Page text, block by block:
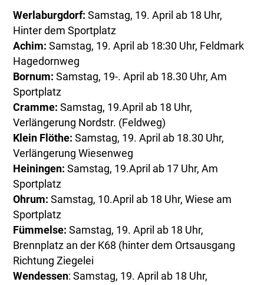
Werlaburgdorf: Samstag, 19. April ab 18 Uhr,
Hinter dem Sportplatz
Achim: Samstag, 19. April ab 18:30 Uhr, Feldmark
Hagedornweg
Bornum: Samstag, 19-. April ab 18.30 Uhr, Am
Sportplatz
Cramme: Samstag, 19.April ab 18 Uhr,
Verlängerung Nordstr. (Feldweg)
Klein Flöthe: Samstag, 19. April ab 18.30 Uhr,
Verlängerung Wiesenweg
Heiningen: Samstag, 19.April ab 17 Uhr, Am
Sportplatz
Ohrum:Samstag, 10.April ab 18 Uhr, Wiese am
Sportplatz
Fümmelse: Samstag, 19. April ab 18 Uhr,
Brennplatz an der K68 (hinter dem Ortsausgang
Richtung Ziegelei
Wendessen: Samstag, 19. April ab 18 Uhr,